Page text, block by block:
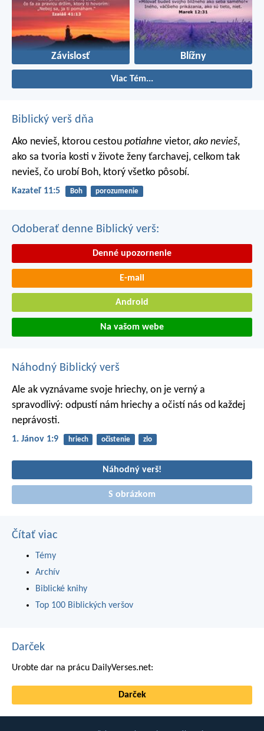
Závislosť Blížny
Viac Tém...
Biblický verš dňa
Ako nevieš, ktorou cestou potiahne vietor, ako nevieš,
ako sa tvoria kosti v živote ženy ťarchavej, celkom tak
nevieš, čo urobí Boh, ktorý všetko pôsobí.
Kazateľ 11:5 Boh porozumenie
Odoberať denne Biblický verš:
Denné upozornenie
E-mail
Android
Na vašom webe
Náhodný Biblický verš
Ale ak vyznávame svoje hriechy, on je verný a
spravodlivý: odpustí nám hriechy a očistí nás od každej
neprávosti.
1. Jánov 1:9 hriech očistenie zlo
Náhodný verš!
S obrázkom
Čítať viac
Témy
Archív
Biblické knihy
Top 100 Biblických veršov
Darček
Urobte dar na prácu DailyVerses.net:
Darček